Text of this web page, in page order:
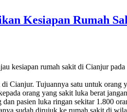
Kesiapan Rumah
kesiapan rumah sakit di Cianjur
Cianjur. Tujuannya satu untuk
orang yang sakit luka berat
pasien luka ringan sekitar 1.800